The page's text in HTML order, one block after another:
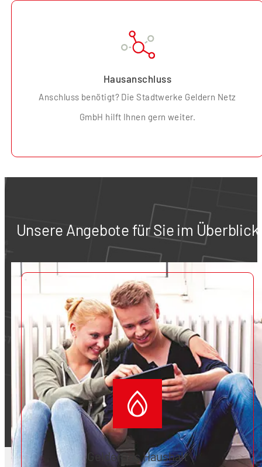
Hausanschluss
Anschluss benötigt? Die Stadtwerke Geldern Netz
GmbH hilft Ihnen gern weiter.
Unsere Angebote für Sie im Überblick
GelderGas Haushalt